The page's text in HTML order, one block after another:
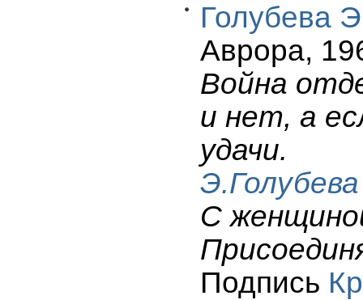
Голубева
Аврора,
Война
и нет, а
удачи.
Э.Голубева
С
Подпись